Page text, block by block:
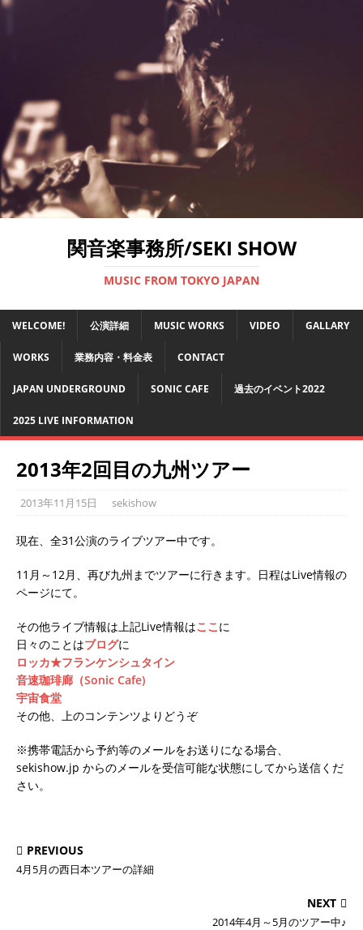
関音楽事務所/SEKI SHOW
MUSIC FROM TOKYO JAPAN
WELCOME! 公演詳細 MUSIC WORKS VIDEO GALLARY
WORKS 業務内容・料金表 CONTACT
JAPAN UNDERGROUND SONIC CAFE 過去のイベント2022
2025 LIVE INFORMATION
2013年2回目の九州ツアー
2013年11月15日 sekishow
現在、全31公演のライブツアー中です。
11月～12月、再び九州までツアーに行きます。日程はLive情報の
ページにて。
その他ライブ情報は上記Live情報はここ に
日々のことはブログに
ロッカ★フランケンシュタイン
音速珈琲廊（Sonic Cafe)
宇宙食堂
その他、上のコンテンツよりどうぞ
※携帯電話から予約等のメールをお送りになる場合、
sekishow.jp からのメールを受信可能な状態にしてから送信くだ
さい。
PREVIOUS
4月5月の西日本ツアーの詳細
NEXT
2014年4月～5月のツアー中♪